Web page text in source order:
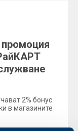
промоция
2% бонус
в магазините